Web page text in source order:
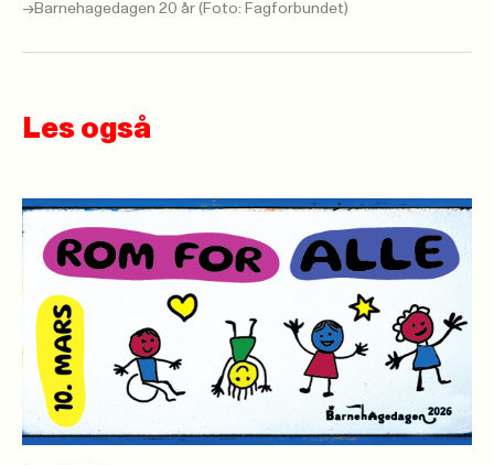
Barnehagedagen 20 år (Foto: Fagforbundet)
Les også